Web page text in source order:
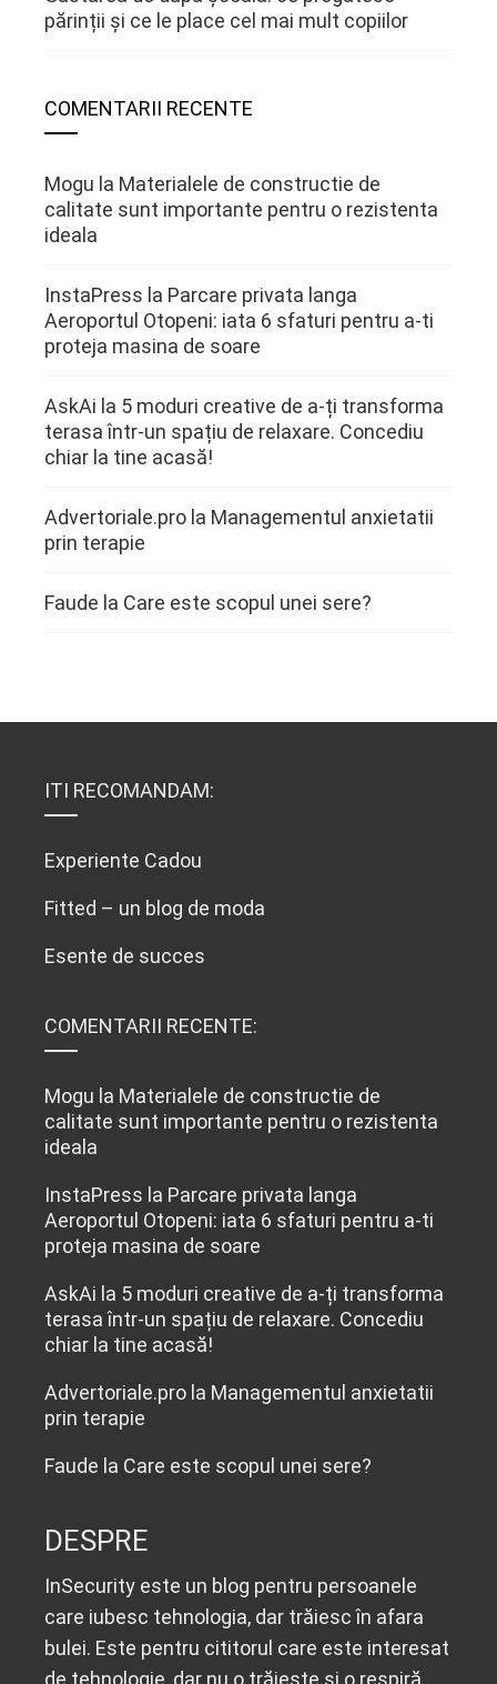
părinții și ce le place cel mai mult copiilor
COMENTARII RECENTE
Mogu la Materialele de constructie de
calitate sunt importante pentru o rezistenta
ideala
InstaPress la Parcare privata langa
Aeroportul Otopeni: iata 6 sfaturi pentru a-ti
proteja masina de soare
AskAi la 5 moduri creative de a-ți transforma
terasa într-un spațiu de relaxare. Concediu
chiar la tine acasă!
Advertoriale.pro la Managementul anxietatii
prin terapie
Faude la Care este scopul unei sere?
ITI RECOMANDAM:
Experiente Cadou
Fitted – un blog de moda
Esente de succes
COMENTARII RECENTE:
Mogu la Materialele de constructie de
calitate sunt importante pentru o rezistenta
ideala
InstaPress la Parcare privata langa
Aeroportul Otopeni: iata 6 sfaturi pentru a-ti
proteja masina de soare
AskAi la 5 moduri creative de a-ți transforma
terasa într-un spațiu de relaxare. Concediu
chiar la tine acasă!
Advertoriale.pro la Managementul anxietatii
prin terapie
Faude la Care este scopul unei sere?
DESPRE
InSecurity este un blog pentru persoanele
care iubesc tehnologia, dar trăiesc în afara
bulei. Este pentru cititorul care este interesat
de tehnologie, dar nu o trăiește și o respiră